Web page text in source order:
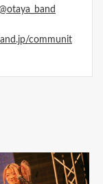
communit